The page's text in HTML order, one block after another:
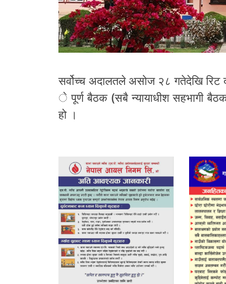
सर्वोच्च अदालतले असोज २८ गतेदेखि रिट
पूर्ण बैठक (सबै न्यायाधीश सहभागी
हो ।